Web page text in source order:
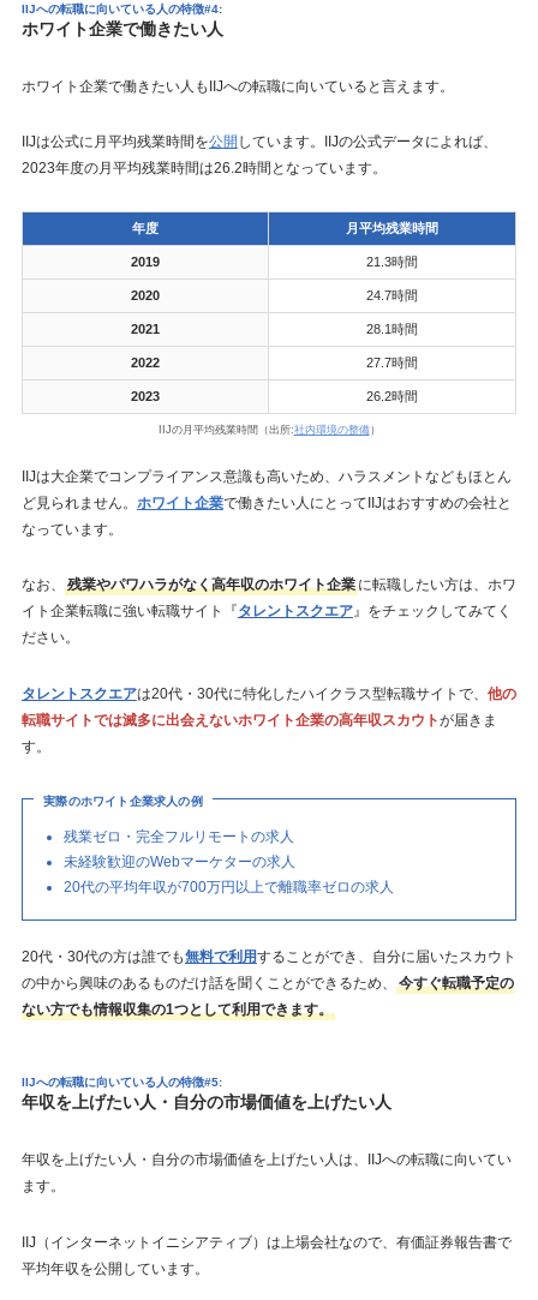
IIJへの転職に向いている人の特徴#4:
ホワイト企業で働きたい人
ホワイト企業で働きたい人もIIJへの転職に向いていると言えます。
IIJは公式に月平均残業時間を公開 しています。IIJの公式データによれば、
2023年度の月平均残業時間は26.2時間となっています。
年度 月平均残業時間
2019 21.3時間
2020 24.7時間
2021 28.1時間
2022 27.7時間
2023 26.2時間
IIJの月平均残業時間（出所:社内環境の整備）
IIJは大企業でコンプライアンス意識も高いため、ハラスメントなどもほとん
ど見られません。 ホワイト企業で働きたい人にとってIIJはおすすめの会社と
なっています。
なお、 残業やパワハラがなく高年収のホワイト企業に転職したい方は、ホワ
イト企業転職に強い転職サイト『タレントスクエア』をチェックしてみてく
ださい。
タレントスクエアは20代・30代に特化したハイクラス型転職サイトで、 他の
転職サイトでは滅多に出会えないホワイト企業の高年収スカウトが届きま
す。
実際のホワイト企業求人の例
残業ゼロ・完全フルリモートの求人
未経験歓迎のWebマーケターの求人
20代の平均年収が700万円以上で離職率ゼロの求人
20代・30代の方は誰でも無料で利用することができ、自分に届いたスカウト
の中から興味のあるものだけ話を聞くことができるため、
今すぐ転職予定の
ない方でも情報収集の1つとして利用できます。
IIJへの転職に向いている人の特徴#5:
年収を上げたい人・自分の市場価値を上げたい人
年収を上げたい人・自分の市場価値を上げたい人は、IIJへの転職に向いてい
ます。
IIJ（インターネットイニシアティブ）は上場会社なので、有価証券報告書で
平均年収を公開しています。